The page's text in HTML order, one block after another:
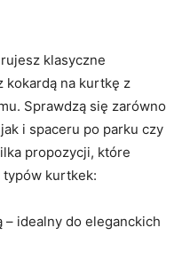
klasyczne
kokardą na kurtkę z
Sprawdzą ‍się zarówno
​i spaceru ‍po parku czy
propozycji,⁢ które
typów kurtkek:
– idealny do ⁢eleganckich